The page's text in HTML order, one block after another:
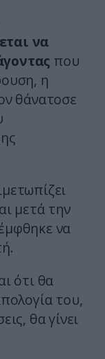
να
που
η
θάνατοσε
μετά την
να
ότι θα
του,
θα γίνει